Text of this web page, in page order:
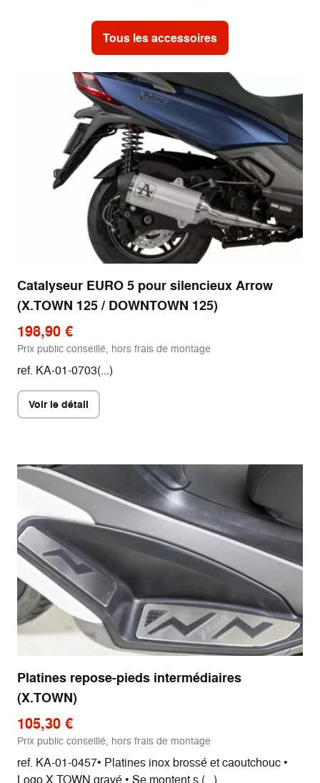
Tous les accessoires
Catalyseur EURO 5 pour silencieux Arrow
(X.TOWN 125 / DOWNTOWN 125)
198,90 €
Prix public conseillé, hors frais de montage
ref. KA-01-0703(...)
Voir le détail
Platines repose-pieds intermédiaires
(X.TOWN)
105,30 €
Prix public conseillé, hors frais de montage
ref. KA-01-0457• Platines inox brossé et caoutchouc •
Logo X.TOWN gravé • Se montent s (...)